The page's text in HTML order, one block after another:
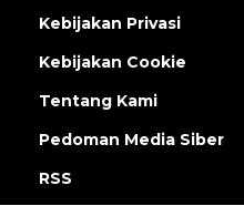
Kebijakan Privasi
Kebijakan Cookie
Tentang Kami
Pedoman Media Siber
RSS